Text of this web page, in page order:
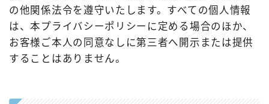
採用情報
お問い合わせ
の他関係法令を遵守いたします。すべての個人情報
は、本プライバシーポリシーに定める場合のほか、
お客様ご本人の同意なしに第三者へ開示または提供
することはありません。